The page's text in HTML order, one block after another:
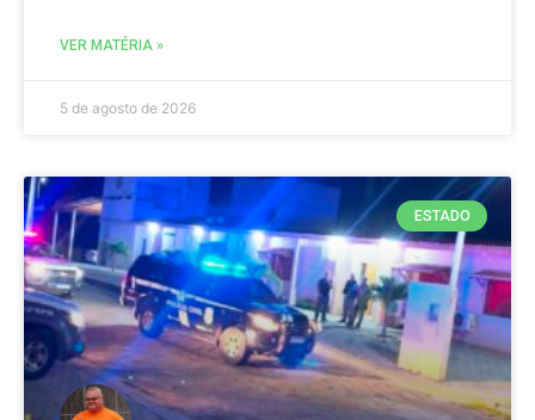
VER MATÉRIA »
5 de agosto de 2026
ESTADO